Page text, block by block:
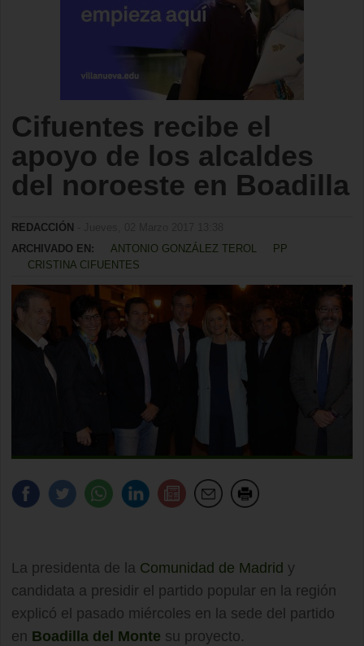
Cifuentes recibe el
apoyo de los alcaldes
del noroeste en Boadilla
REDACCIÓN
ARCHIVADO EN:
ANTONIO GONZÁLEZ TEROL
PP
CRISTINA CIFUENTES
La presidenta de la Comunidad de Madrid y
candidata a presidir el partido popular en la región
explicó el pasado miércoles en la sede del partido
en Boadilla del Monte su proyecto.